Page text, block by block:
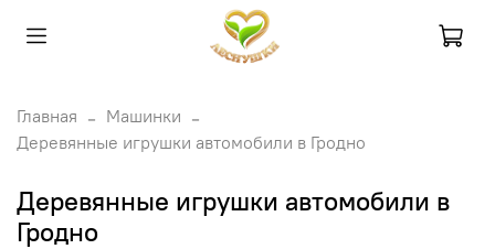
Главная
Машинки
Деревянные игрушки автомобили в Гродно
Деревянные игрушки автомобили в
Гродно